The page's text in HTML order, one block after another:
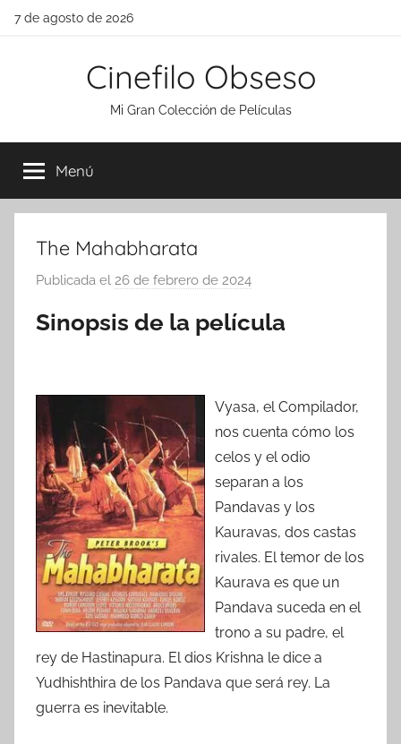
Saltar
7 de agosto de 2026
Cinefilo Obseso
Mi Gran Colección de Películas
Menú
The Mahabharata
Publicada el 26 de febrero de 2024
r
Sinopsis de la película
Vyasa, el Compilador,
nos cuenta cómo los
celos y el odio
separan a los
Pandavas y los
Kauravas, dos castas
rivales. El temor de los
Kaurava es que un
Pandava suceda en el
trono a su padre, el
rey de Hastinapura. El dios Krishna le dice a
Yudhishthira de los Pandava que será rey. La
guerra es inevitable.